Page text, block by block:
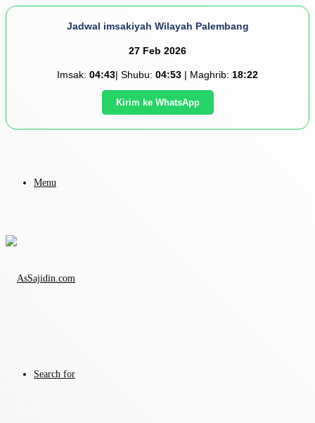
Jadwal imsakiyah Wilayah Palembang
27 Feb 2026
Imsak: 04:43| Shubu: 04:53 | Maghrib: 18:22
Kirim ke WhatsApp
Menu
Search for